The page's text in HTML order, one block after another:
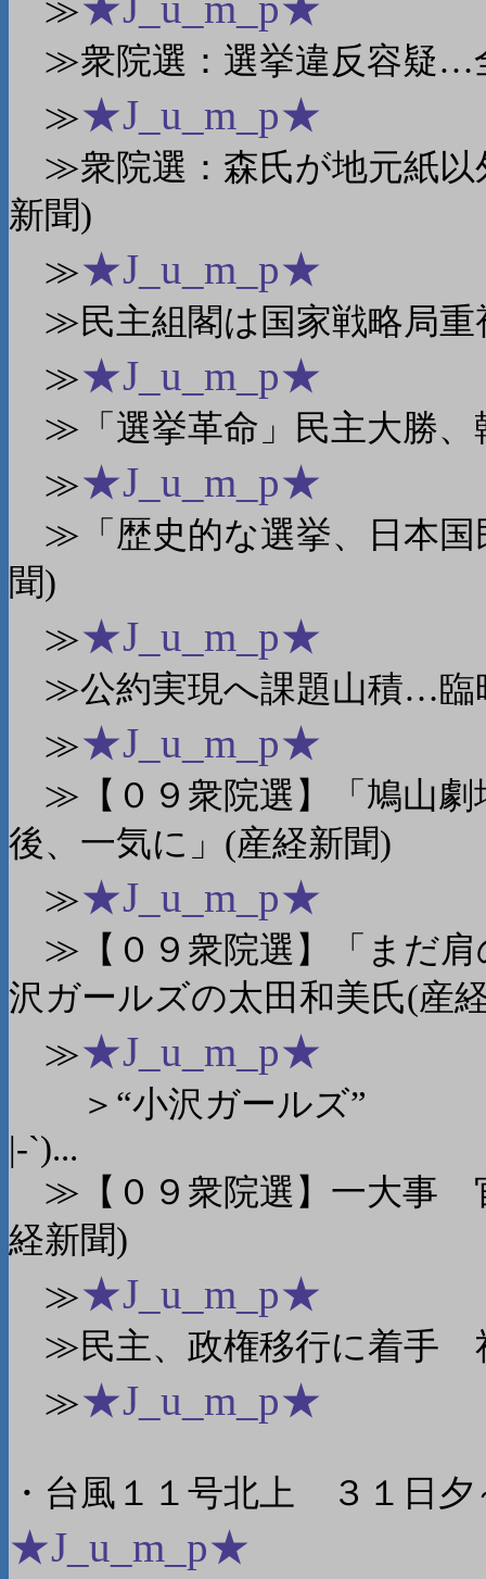
≫
≫衆院選：選挙違反容疑…
≫★J_u_m_p★
≫衆院選：森氏が地元紙以
新聞)
≫★J_u_m_p★
≫民主組閣は国家戦略局重
≫★J_u_m_p★
≫「選挙革命」民主大勝、
≫★J_u_m_p★
≫「歴史的な選挙、日本国
聞)
≫★J_u_m_p★
≫公約実現へ課題山積…臨
≫★J_u_m_p★
≫【０９衆院選】「鳩山
後、一気に」(産経新聞)
≫★J_u_m_p★
≫【０９衆院選】「まだ
沢ガールズの太田和美氏(産
≫★J_u_m_p★
＞“小沢ガールズ”
|-`)...
≫【０９衆院選】一大事
経新聞)
≫★J_u_m_p★
≫民主、政権移行に着手
≫★J_u_m_p★
・台風１１号北上 ３１日
★J_u_m_p★